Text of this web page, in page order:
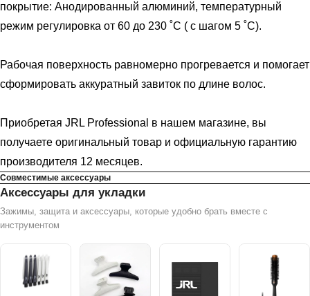
покрытие: Анодированный алюминий, температурный
режим регулировка от 60 до 230 ˚С ( с шагом 5 ˚С).
Рабочая поверхность равномерно прогревается и помогает
сформировать аккуратный завиток по длине волос.
Приобретая JRL Professional в нашем магазине, вы
получаете оригинальный товар и официальную гарантию
производителя 12 месяцев.
Совместимые аксессуары
Аксессуары для укладки
Зажимы, защита и аксессуары, которые удобно брать вместе с
инструментом